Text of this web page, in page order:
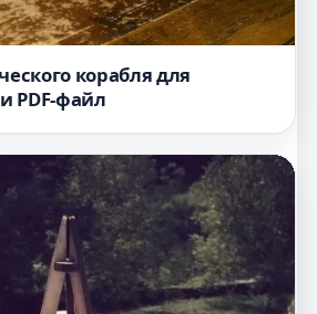
корабля для
PDF-файл